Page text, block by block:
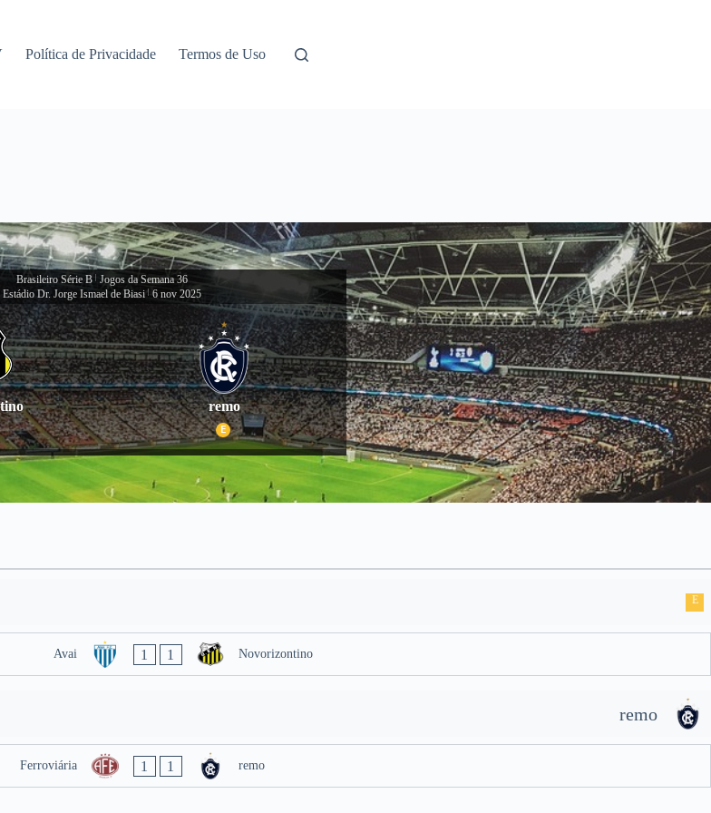
Política de Privacidade Termos de Uso
Brasileiro Série B
Jogos da Semana 36
Estádio Dr. Jorge Ismael de Biasi | 6 nov 2025
remo
E
E
Avai 1 1 Novorizontino
remo
Ferroviária 1 1 remo